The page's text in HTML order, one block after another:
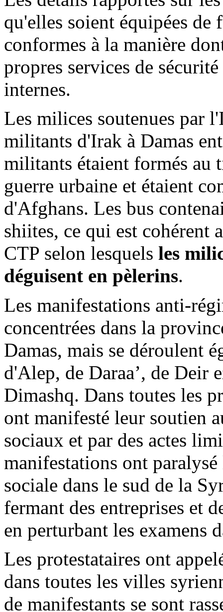
qu'elles soient équipées
conformes à la manière
propres services de
internes.
Les milices soutenues par
militants d'Irak à Damas
militants étaient formés au
guerre urbaine et étaient
d'Afghans. Les bus
shiites, ce qui est cohérent
CTP selon lesquels les
déguisent en pèlerins.
Les manifestations anti-
concentrées dans la
Damas, mais se déroulent
d'Alep, de Daraa’, de Deir
Dimashq. Dans toutes les
ont manifesté leur soutien
sociaux et par des actes
manifestations ont
sociale dans le sud de la
fermant des entreprises et
en perturbant les examens
Les protestataires ont
dans toutes les villes
de manifestants se sont